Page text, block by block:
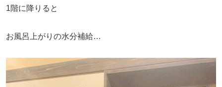
1階に降りると
お風呂上がりの水分補給…